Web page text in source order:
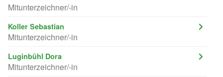
Mitunterzeichner/-in
Koller Sebastian
Mitunterzeichner/-in
Luginbühl Dora
Mitunterzeichner/-in